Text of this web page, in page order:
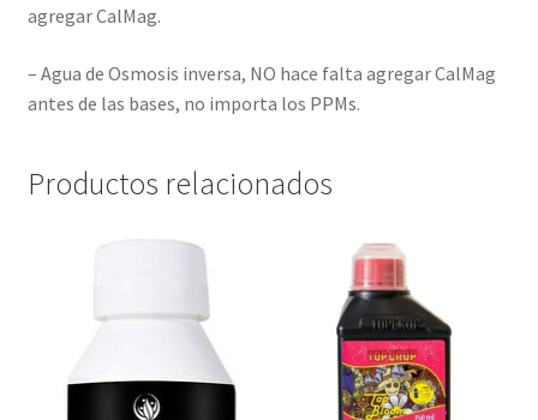
agregar CalMag.
– Agua de Osmosis inversa, NO hace falta agregar CalMag
antes de las bases, no importa los PPMs.
Productos relacionados